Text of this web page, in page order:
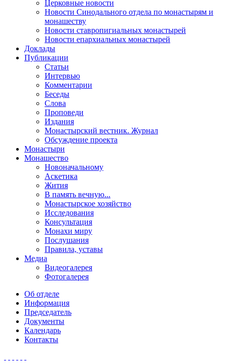
Церковные новости
Новости Синодального отдела по монастырям и
монашеству
Новости ставропигиальных монастырей
Новости епархиальных монастырей
Доклады
Публикации
Статьи
Интервью
Комментарии
Беседы
Слова
Проповеди
Издания
Монастырский вестник. Журнал
Обсуждение проекта
Монастыри
Монашество
Новоначальному
Аскетика
Жития
В память вечную...
Монастырское хозяйство
Исследования
Консультация
Монахи миру
Послушания
Правила, уставы
Медиа
Видеогалерея
Фотогалерея
Об отделе
Информация
Председатель
Документы
Календарь
Контакты